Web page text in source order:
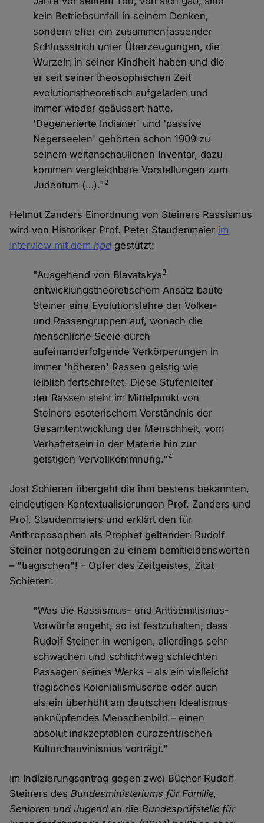
kein Betriebsunfall in seinem Denken,
sondern eher ein zusammenfassender
Schlussstrich unter Überzeugungen, die
Wurzeln in seiner Kindheit haben und die
er seit seiner theosophischen Zeit
evolutionstheoretisch aufgeladen und
immer wieder geäussert hatte.
'Degenerierte Indianer' und 'passive
Negerseelen' gehörten schon 1909 zu
seinem weltanschaulichen Inventar, dazu
kommen vergleichbare Vorstellungen zum
Judentum (…)." 2
Helmut Zanders Einordnung von Steiners Rassismus
wird von Historiker Prof. Peter Staudenmaier im
Interview mit demhpd gestützt:
"Ausgehend von Blavatskys3
entwicklungstheoretischem Ansatz baute
Steiner eine Evolutionslehre der Völker-
und Rassengruppen auf, wonach die
menschliche Seele durch
aufeinanderfolgende Verkörperungen in
immer 'höheren' Rassen geistig wie
leiblich fortschreitet. Diese Stufenleiter
der Rassen steht im Mittelpunkt von
Steiners esoterischem Verständnis der
Gesamtentwicklung der Menschheit, vom
Verhaftetsein in der Materie hin zur
geistigen Vervollkommnung."4
Jost Schieren übergeht die ihm bestens bekannten,
eindeutigen Kontextualisierungen Prof. Zanders und
Prof. Staudenmaiers und erklärt den für
Anthroposophen als Prophet geltenden Rudolf
Steiner notgedrungen zu einem bemitleidenswerten
– "tragischen"! – Opfer des Zeitgeistes, Zitat
Schieren:
"Was die Rassismus- und Antisemitismus-
Vorwürfe angeht, so ist festzuhalten, dass
Rudolf Steiner in wenigen, allerdings sehr
schwachen und schlichtweg schlechten
Passagen seines Werks – als ein vielleicht
tragisches Kolonialismuserbe oder auch
als ein überhöht am deutschen Idealismus
anknüpfendes Menschenbild – einen
absolut inakzeptablen eurozentrischen
Kulturchauvinismus vorträgt."
Im Indizierungsantrag gegen zwei Bücher Rudolf
Steiners desBundesministeriums für Familie,
Senioren und Jugend an dieBundesprüfstelle für